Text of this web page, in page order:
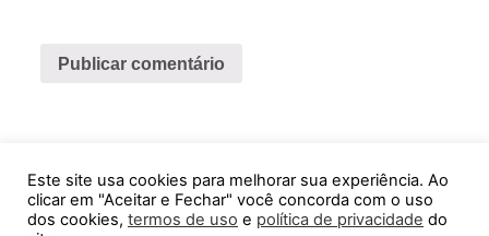
Feira Virtual ABCDMRR
Este site usa cookies para melhorar sua experiência. Ao
clicar em "Aceitar e Fechar" você concorda com o uso
dos cookies, termos de uso e política de privacidade do